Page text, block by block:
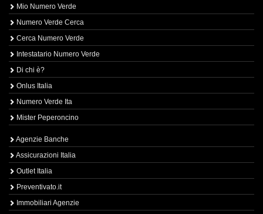
Mio Numero Verde
Numero Verde Cerca
Cerca Numero Verde
Intestatario Numero Verde
Di chi è?
Onlus Italia
Numero Verde Ita
Mister Peperoncino
Agenzie Banche
Assicurazioni Italia
Outlet Italia
Preventivato.it
Immobiliari Agenzie